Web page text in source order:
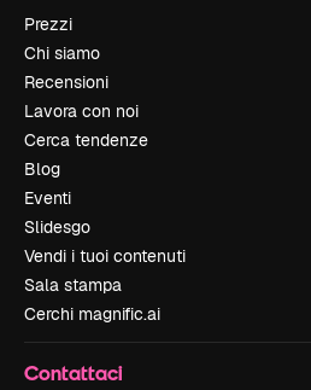
Prezzi
Chi siamo
Recensioni
Lavora con noi
Cerca tendenze
Blog
Eventi
Slidesgo
Vendi i tuoi contenuti
Sala stampa
Cerchi magnific.ai
Contattaci